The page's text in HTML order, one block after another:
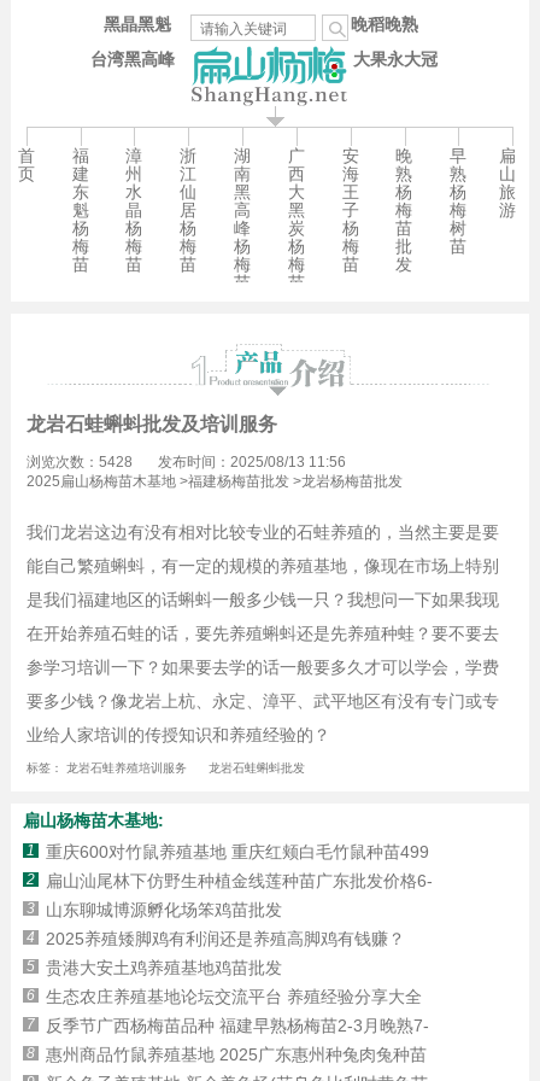
台湾黑高峰
晚稻晚熟
大果永大冠
黑晶黑魁
首
页
福
建
东
魁
杨
梅
苗
漳
州
水
晶
杨
梅
苗
浙
江
仙
居
杨
梅
苗
湖
南
黑
高
峰
杨
梅
苗
广
西
大
黑
炭
杨
梅
苗
安
海
王
子
杨
梅
苗
晚
熟
杨
梅
苗
批
发
早
熟
杨
梅
树
苗
扁
山
旅
游
龙岩石蛙蝌蚪批发及培训服务
浏览次数：5428
发布时间：2025/08/13 11:56
2025扁山杨梅苗木基地>福建杨梅苗批发>龙岩杨梅苗批发
我们龙岩这边有没有相对比较专业的石蛙养殖的，当然主要是要
能自己繁殖蝌蚪，有一定的规模的养殖基地，像现在市场上特别
是我们福建地区的话蝌蚪一般多少钱一只？我想问一下如果我现
在开始养殖石蛙的话，要先养殖蝌蚪还是先养殖种蛙？要不要去
参学习培训一下？如果要去学的话一般要多久才可以学会，学费
要多少钱？像龙岩上杭、永定、漳平、武平地区有没有专门或专
业给人家培训的传授知识和养殖经验的？
标签： 龙岩石蛙养殖培训服务 龙岩石蛙蝌蚪批发
扁山杨梅苗木基地:
1 重庆600对竹鼠养殖基地 重庆红颊白毛竹鼠种苗499
2 扁山汕尾林下仿野生种植金线莲种苗广东批发价格6-
3 山东聊城博源孵化场笨鸡苗批发
4 2025养殖矮脚鸡有利润还是养殖高脚鸡有钱赚？
5 ​贵港大安土鸡养殖基地鸡苗批发
6 生态农庄养殖基地论坛交流平台 养殖经验分享大全
7 反季节广西杨梅苗品种 福建早熟杨梅苗2-3月晚熟7-
8 惠州商品竹鼠养殖基地 2025广东惠州种兔肉兔种苗